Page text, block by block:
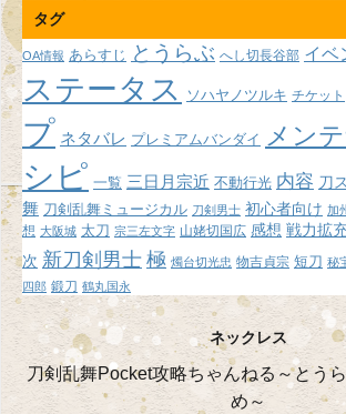
カ
イ
ブ
タグ
OA情報 あらすじ とうらぶ へし切長谷部 イベ
ステータス ソハヤノツルキ チケット
プ ネタバレ プレミアムバンダイ メン
シピ 一覧 三日月宗近 不動行光 内容 刀
舞 刀剣乱舞ミュージカル 刀剣男士 初心者向け 加
想 大阪城 太刀 宗三左文字 山姥切国広 感想 戦力拡
次 新刀剣男士 極 燭台切光忠 物吉貞宗 短刀 秘
四郎 鍛刀 鶴丸国永
ネックレス
刀剣乱舞Pocket攻略ちゃんねる～とう
め～